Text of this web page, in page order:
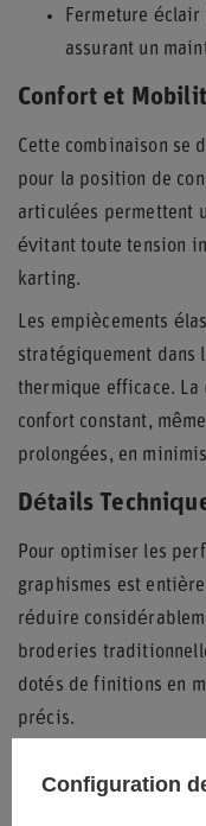
Fermeture
assurant un
Confort et
Cette combinaison se
pour la position de
articulées permettent
évitant toute tension
karting.
Les empiècements
stratégiquement dans
thermique efficace. La
confort constant,
prolongées, en
Détails
Pour optimiser les
graphismes est
réduire
broderies
dotés de finitions en
précis.
hanches, offrant une
Configuration